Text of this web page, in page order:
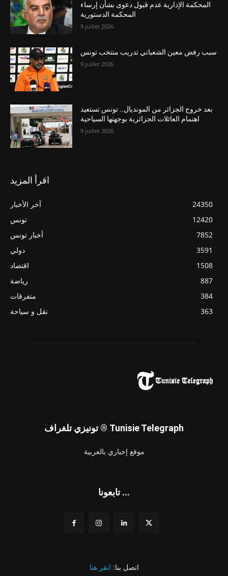
المحكمة الإدارية عدم قبول دعوى بشأن إرساء
المحكمة الدستورية
9 juillet 2026
سبب رفض معين الشعباني تدريب منتخب تونس
9 juillet 2026
بعد خروج الجزائر من المونديال.. تونس تستعيد
اهتمام العائلات الجزائرية بوجهتها السياحية
9 juillet 2026
اقرأ المزيد
آخر الأخبار
24350
تونس
12420
أخبار تونس
7852
دولي
3591
اقتصاد
1508
رياضة
887
متفرقات
384
نقل و سياحة
363
تونيزي تلغراف ® Tunisie Telegraph
موقع إخباري بالعربية
تابعونا ...
اتصل بنا: انقر هنا